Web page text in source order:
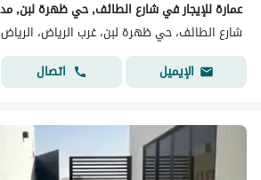
شارع الطائف، حي ظهرة لبن، غرب الرياض، الرياض
الإيميل
اتصال